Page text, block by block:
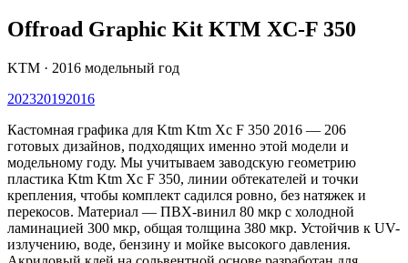
Offroad Graphic Kit KTM XC-F 350
KTM · 2016 модельный год
202320192016
Кастомная графика для Ktm Ktm Xc F 350 2016 — 206
готовых дизайнов, подходящих именно этой модели и
модельному году. Мы учитываем заводскую геометрию
пластика Ktm Ktm Xc F 350, линии обтекателей и точки
крепления, чтобы комплект садился ровно, без натяжек и
перекосов. Материал — ПВХ-винил 80 мкр с холодной
ламинацией 300 мкр, общая толщина 380 мкр. Устойчив к UV-
излучению, воде, бензину и мойке высокого давления.